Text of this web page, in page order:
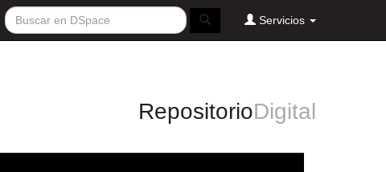
Servicios
RepositorioDigital